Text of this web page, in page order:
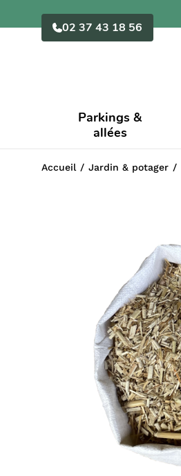
02 37 43 18 56
Parkings &
allées
Accueil Jardin & potager